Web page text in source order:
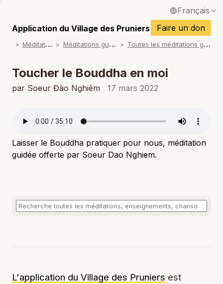
Français
English / Anglais
Español / Espagnol
Deutsch / Allemand
Italiano / Italien
Tiếng Việt / Vietnamien
ภาษาไทย / Thaï
Application du Village des Pruniers
Faire un don
M
éditations M
éditations guidées T
outes les méditations guidées
Toucher le Bouddha en moi
par Soeur Đào Nghiêm 17 mars 2022
Laisser le Bouddha pratiquer pour nous, méditation
guidée offerte par Soeur Dao Nghiem.
L'application du Village des Pruniers est